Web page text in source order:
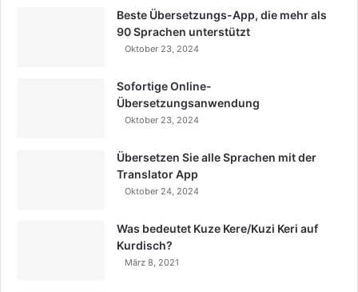
Beste Übersetzungs-App, die mehr als
90 Sprachen unterstützt
Oktober 23, 2024
Sofortige Online-
Übersetzungsanwendung
Oktober 23, 2024
Übersetzen Sie alle Sprachen mit der
Translator App
Oktober 24, 2024
Was bedeutet Kuze Kere/Kuzi Keri auf
Kurdisch?
März 8, 2021